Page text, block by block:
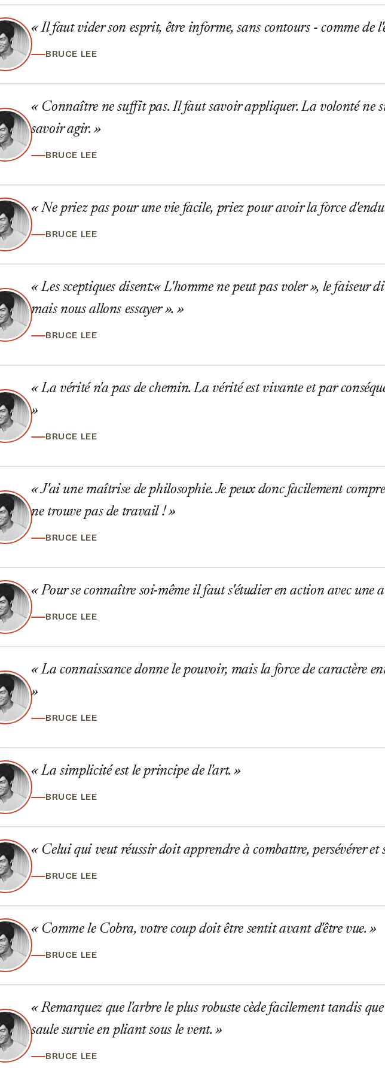
Il faut vider son esprit, être informe, sans contours - comme de
BRUCE LEE
Connaître ne suffit pas. Il faut savoir appliquer. La volonté ne
savoir agir.
BRUCE LEE
Ne priez pas pour une vie facile, priez pour avoir la force
BRUCE LEE
Les sceptiques disent:« L'homme ne peut pas voler », le faiseur
mais nous allons essayer ».
BRUCE LEE
La vérité n'a pas de chemin. La vérité est vivante et par
BRUCE LEE
J'ai une maîtrise de philosophie. Je peux donc facilement
ne trouve pas de travail !
BRUCE LEE
Pour se connaître soi-même il faut s'étudier en action avec une
BRUCE LEE
La connaissance donne le pouvoir, mais la force de caractère
BRUCE LEE
La simplicité est le principe de l'art.
BRUCE LEE
Celui qui veut réussir doit apprendre à combattre, persévérer
BRUCE LEE
Comme le Cobra, votre coup doit être sentit avant d'être vue.
BRUCE LEE
Remarquez que l'arbre le plus robuste cède facilement tandis
saule survie en pliant sous le vent.
BRUCE LEE